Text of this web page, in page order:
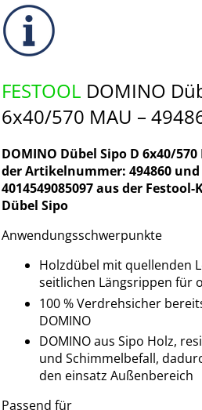
FESTOOL DOMINO
6x40/570 MAU –
DOMINO Dübel Sipo D 6x40/
der Artikelnummer: 494860 und
4014549085097 aus der
Dübel Sipo
Anwendungsschwerpunkte
Holzdübel mit quellenden
seitlichen Längsrippen für
100 % Verdrehsicher
DOMINO
DOMINO aus Sipo Holz,
und Schimmelbefall,
den einsatz Außenbereich
Passend für